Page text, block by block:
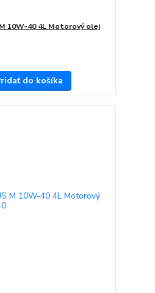
10W-40 4L Motorový olej
do košíka